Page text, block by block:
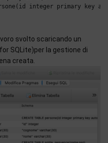
integer primary key
svolto scaricando un
SQLite)per la gestione di
creata.